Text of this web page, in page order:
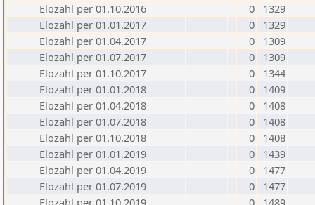
Elozahl per 01.10.2016
0
1329
Elozahl per 01.01.2017
0
1329
Elozahl per 01.04.2017
0
1309
Elozahl per 01.07.2017
0
1309
Elozahl per 01.10.2017
0
1344
Elozahl per 01.01.2018
0
1409
Elozahl per 01.04.2018
0
1408
Elozahl per 01.07.2018
0
1408
Elozahl per 01.10.2018
0
1408
Elozahl per 01.01.2019
0
1439
Elozahl per 01.04.2019
0
1477
Elozahl per 01.07.2019
0
1477
Elozahl per 01.10.2019
0
1489